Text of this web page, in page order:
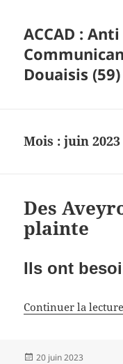
ACCAD :
Douaisis (59)
Mois :juin 2023
Des
plainte
Ils ont
Continuer la
Publié
20 juin 2023